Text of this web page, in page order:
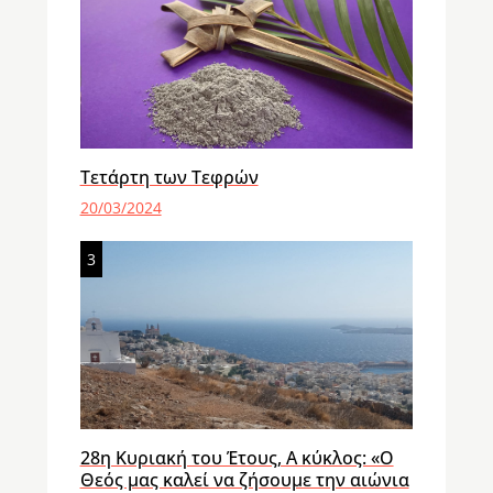
Τετάρτη των Τεφρών
20/03/2024
3
28η Κυριακή του Έτους, Α κύκλος: «Ο
Θεός μας καλεί να ζήσουμε την αιώνια